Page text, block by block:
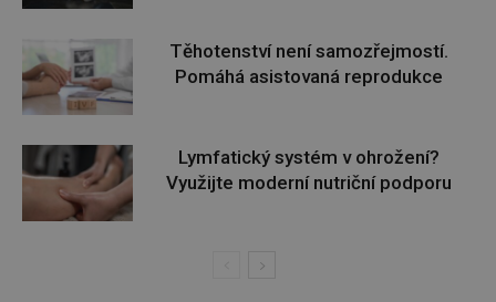
Těhotenství není samozřejmostí.
Pomáhá asistovaná reprodukce
Lymfatický systém v ohrožení?
Využijte moderní nutriční podporu